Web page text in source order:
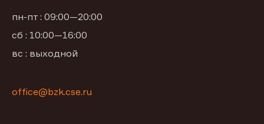
пн-пт : 09:00—20:00
сб : 10:00—16:00
вс : выходной
office@bzk.cse.ru